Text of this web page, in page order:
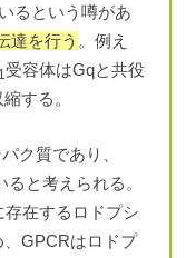
るという噂があ
達を行う 。例え
1受容体はGqと共役
する。
ク質であり、
ると考えられる。
在するロドプシ
、GPCRはロドプ